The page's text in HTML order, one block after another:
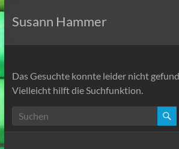
Susann Hammer
Das Gesuchte konnte leider nicht
Vielleicht hilft die Suchfunktion.